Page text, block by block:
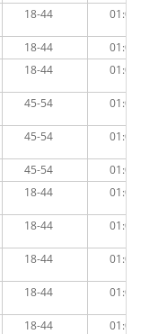
18-44 01:06:55
18-44
01:06:34
18-44 01:07:08
45-54 01:07:33
45-54 01:07:45
45-54
01:07:24
18-44 01:07:18
18-44 01:07:09
18-44 01:08:33
18-44 01:08:16
18-44
01:08:12